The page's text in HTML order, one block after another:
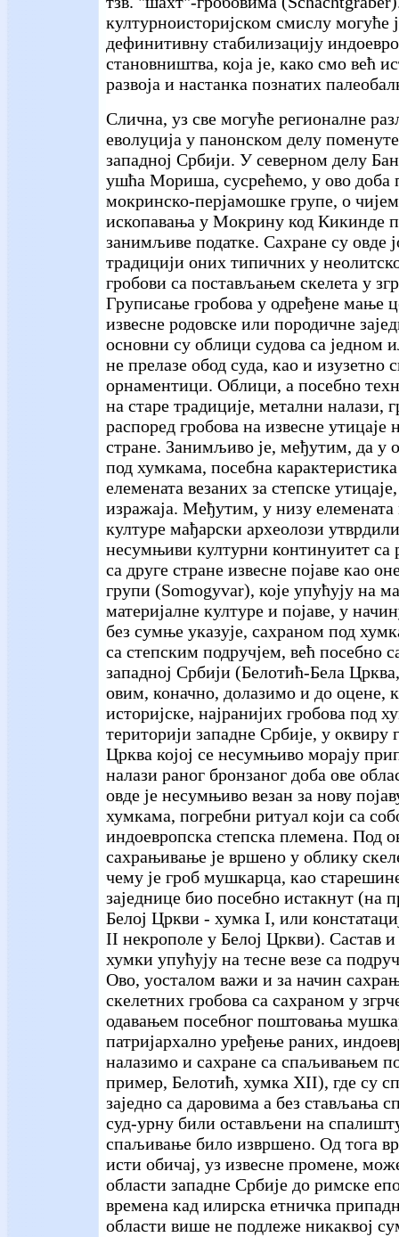
културноисторијском смислу могуће
дефинитивну стабилизацију
становништва, која је, како смо већ
развоја и настанка познатих
Слична, уз све могуће регионалне
еволуција у панонском делу
западној Србији. У северном делу
ушћа Мориша, сусрећемо, у ово доба
мокринско-перјамошке групе, о
ископавања у Мокрину код Кикинде
занимљиве податке. Сахране су овде
традицији оних типичних у
гробови са постављањем скелета у
Груписање гробова у одређене мање
извесне родовске или породичне
основни су облици судова са једном
не прелазе обод суда, као и изузетно
орнаментици. Облици, а посебно
на старе традиције, метални налази,
распоред гробова на извесне утицаје
стране. Занимљиво је, међутим, да у
под хумкама, посебна
елемената везаних за степске
изражаја. Међутим, у низу елемената
културе мађарски археолози
несумњиви културни континуитет са
са друге стране извесне појаве као
групи (Somogyvar), које упућују на
материјалне културе и појаве, у
без сумње указује, сахраном под
са степским подручјем, већ посебно
западној Србији (Белотић-Бела
овим, коначно, долазимо и до оцене,
историјске, најранијих гробова под
територији западне Србије, у оквиру
Црква којој се несумњиво морају
налази раног бронзаног доба ове
овде је несумњиво везан за нову
хумкама, погребни ритуал који са
индоевропска степска племена. Под
сахрањивање је вршено у облику
чему је гроб мушкарца, као
заједнице био посебно истакнут (на
Белој Цркви - хумка I, или
II некрополе у Белој Цркви). Састав и
хумки упућују на тесне везе са
Ово, уосталом важи и за начин
скелетних гробова са сахраном у
одавањем посебног поштовања
патријархално уређење раних,
налазимо и сахране са спаљивањем
пример, Белотић, хумка XII), где су
заједно са даровима а без стављања
суд-урну били остављени на
спаљивање било извршено. Од тога
исти обичај, уз извесне промене,
области западне Србије до римске
времена кад илирска етничка
области више не подлеже никаквој